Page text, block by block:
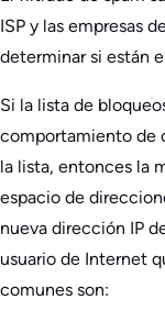
ISP y las empresas
determinar si están
Si la lista de
comportamiento de
la lista, entonces la
espacio de
nueva dirección IP
usuario de Internet
comunes son: